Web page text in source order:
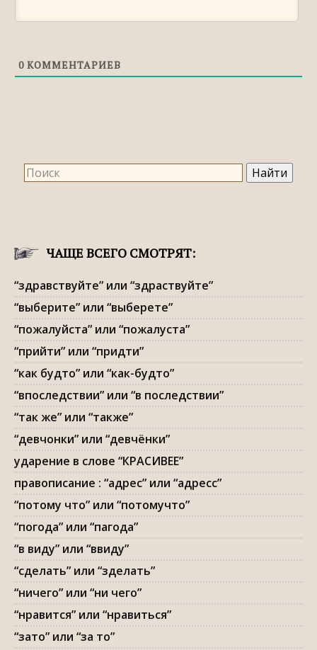
0 КОММЕНТАРИЕВ
ЧАЩЕ ВСЕГО СМОТРЯТ:
“здравствуйте” или “здраствуйте”
“выберите” или “выберете”
“пожалуйста” или “пожалуста”
“прийти” или “придти”
“как будто” или “как-будто”
“впоследствии” или “в последствии”
“так же” или “также”
“девчонки” или “девчёнки”
ударение в слове “КРАСИВЕЕ”
правописание : “адрес” или “адресс”
“потому что” или “потомучто”
“погода” или “пагода”
“в виду” или “ввиду”
“сделать” или “зделать”
“ничего” или “ни чего”
“нравится” или “нравиться”
“зато” или “за то”